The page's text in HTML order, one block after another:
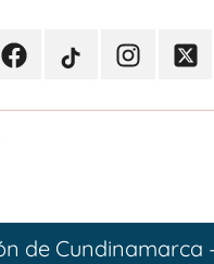
FacebookTikTokInstagram
de Cundinamarca